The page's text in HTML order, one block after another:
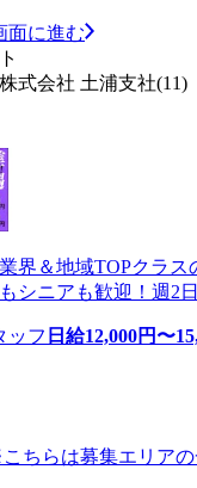
面に進む
式会社 土浦支社(11)
界＆地域TOPクラス
シニアも歓迎！週2
ッフ 日給12,000円〜
ちらは募集エリアの